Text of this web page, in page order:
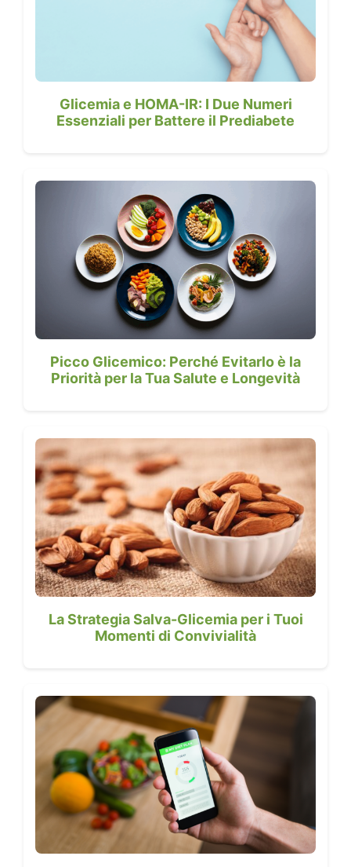
Glicemia e HOMA-IR: I Due Numeri
Essenziali per Battere il Prediabete
Picco Glicemico: Perché Evitarlo è la
Priorità per la Tua Salute e Longevità
La Strategia Salva-Glicemia per i Tuoi
Momenti di Convivialità